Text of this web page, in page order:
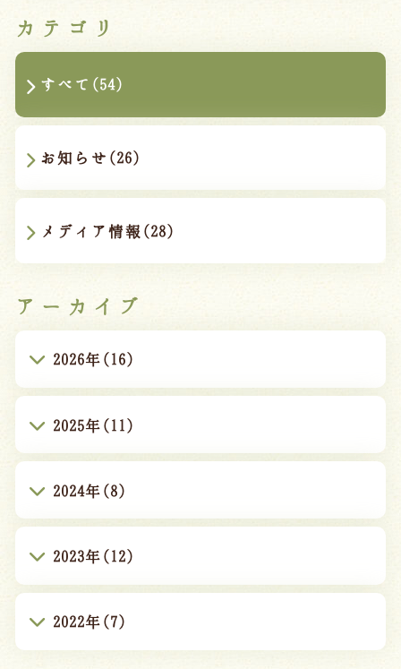
カテゴリ
すべて(54)
お知らせ(26)
メディア情報(28)
アーカイブ
2026年(16)
2025年(11)
2024年(8)
2023年(12)
2022年(7)